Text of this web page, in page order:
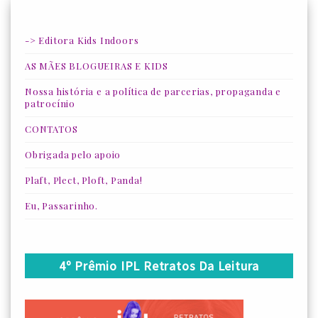
-> Editora Kids Indoors
AS MÃES BLOGUEIRAS E KIDS
Nossa história e a política de parcerias, propaganda e
patrocínio
CONTATOS
Obrigada pelo apoio
Plaft, Plect, Ploft, Panda!
Eu, Passarinho.
4º Prêmio IPL Retratos Da Leitura